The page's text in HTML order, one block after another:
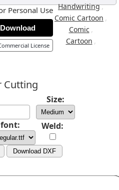
Handwriting,
Comic Cartoon ,
Comic ,
Cartoon ,
Personal Use
Download
License
Cutting
Size:
font: Weld:
Download DXF